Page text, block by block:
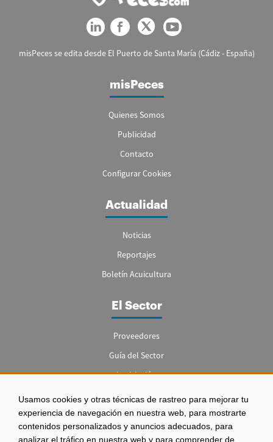
Usamos cookies y otras técnicas de rastreo para mejorar tu
experiencia de navegación en nuestra web, para mostrarte
contenidos personalizados y anuncios adecuados, para
analizar el tráfico en nuestra web y para comprender de
misPeces se edita desde El Puerto de Santa María (Cádiz - España)
misPeces
Quienes Somos
Publicidad
Contacto
Configurar Cookies
Actualidad
Noticias
Reportajes
Boletín Acuicultura
El Sector
Proveedores
Guía del Sector
Legislación
Empleo